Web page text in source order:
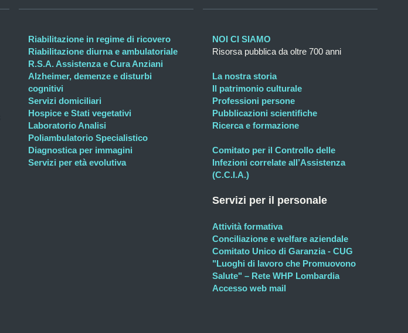
Riabilitazione in regime di ricovero
Riabilitazione diurna e ambulatoriale
R.S.A. Assistenza e Cura Anziani
Alzheimer, demenze e disturbi
cognitivi
Servizi domiciliari
Hospice e Stati vegetativi
Laboratorio Analisi
Poliambulatorio Specialistico
Diagnostica per immagini
Servizi per età evolutiva
NOI CI SIAMO
Risorsa pubblica da oltre 700 anni
La nostra storia
Il patrimonio culturale
Professioni persone
Pubblicazioni scientifiche
Ricerca e formazione
Comitato per il Controllo delle
Infezioni correlate all’Assistenza
(C.C.I.A.)
Servizi per il personale
Attività formativa
Conciliazione e welfare aziendale
Comitato Unico di Garanzia - CUG
"Luoghi di lavoro che Promuovono
Salute" – Rete WHP Lombardia
Accesso web mail